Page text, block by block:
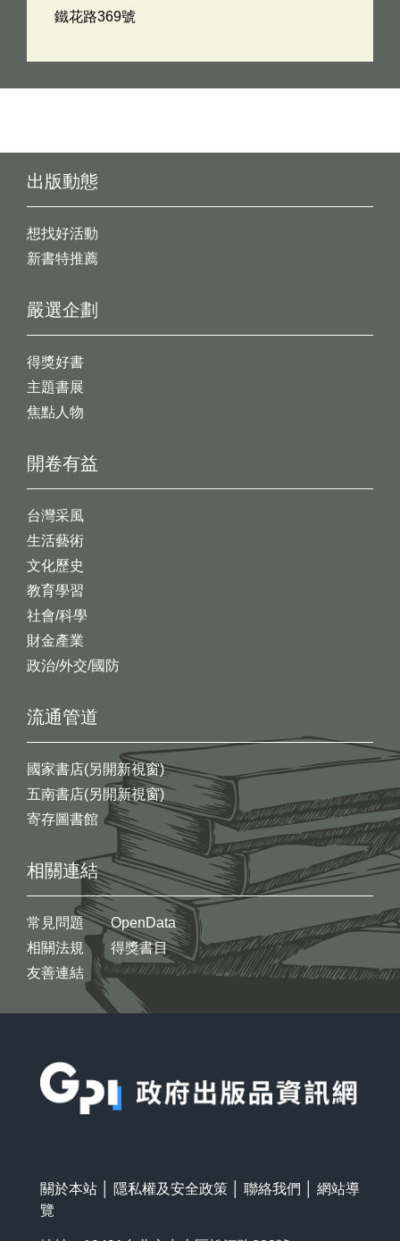
鐵花路369號
出版動態
想找好活動
新書特推薦
開卷有益
台灣采風
生活藝術
文化歷史
教育學習
社會/科學
財金產業
政治/外交/國防
嚴選企劃
得獎好書
主題書展
焦點人物
流通管道
國家書店(另開新視窗)
五南書店(另開新視窗)
寄存圖書館
相關連結
常見問題
相關法規
友善連結
OpenData
得獎書目
關於本站 隱私權及安全政策 聯絡我們
網站導
覽